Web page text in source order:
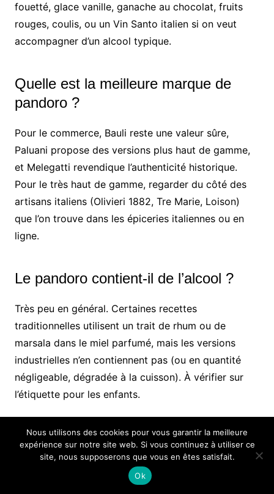
fouetté, glace vanille, ganache au chocolat, fruits
rouges, coulis, ou un Vin Santo italien si on veut
accompagner d’un alcool typique.
Quelle est la meilleure marque de
pandoro ?
Pour le commerce, Bauli reste une valeur sûre,
Paluani propose des versions plus haut de gamme,
et Melegatti revendique l’authenticité historique.
Pour le très haut de gamme, regarder du côté des
artisans italiens (Olivieri 1882, Tre Marie, Loison)
que l’on trouve dans les épiceries italiennes ou en
ligne.
Le pandoro contient-il de l’alcool ?
Très peu en général. Certaines recettes
traditionnelles utilisent un trait de rhum ou de
marsala dans le miel parfumé, mais les versions
industrielles n’en contiennent pas (ou en quantité
négligeable, dégradée à la cuisson). À vérifier sur
l’étiquette pour les enfants.
Quand mange-t-on le pandoro en
Italie ?
C’est un dessert de Noël. On le sort en général à
Nous utilisons des cookies pour vous garantir la meilleure
expérience sur notre site web. Si vous continuez à utiliser ce
site, nous supposerons que vous en êtes satisfait.
Ok